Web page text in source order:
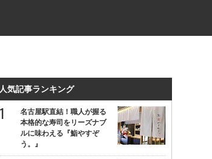
人気記事ランキング
名古屋駅直結！職人が握る
本格的な寿司をリーズナブ
ルに味わえる『鮨やすぞ
う。』